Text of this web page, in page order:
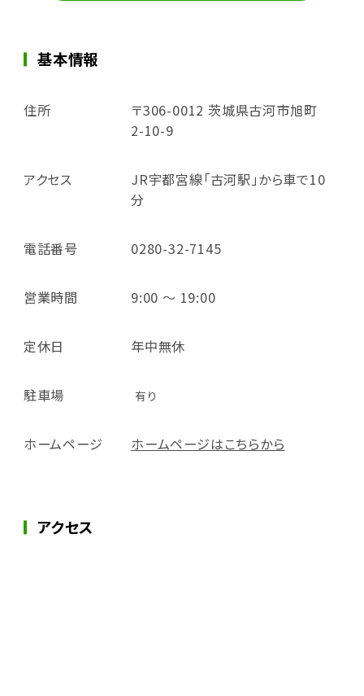
基本情報
住所
〒306-0012 茨城県古河市旭町
2-10-9
アクセス
JR宇都宮線「古河駅」から車で10
分
電話番号 0280-32-7145
営業時間 9:00 ～ 19:00
定休日 年中無休
駐車場 有り
ホームページ ホームページはこちらから
アクセス